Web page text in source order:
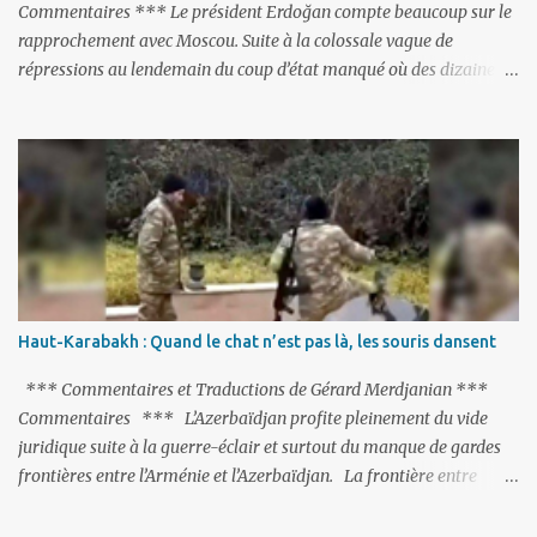
Commentaires *** Le président Erdoğan compte beaucoup sur le
rapprochement avec Moscou. Suite à la colossale vague de
répressions au lendemain du coup d’état manqué où des dizaines
fermés, ses relations avec les Occidentaux se sont notablement
refroidies ; Moscou s’était abstenu de critiquer Ankara sur cette
purge massive. Avec en perspective, une épée de Damoclès
suspendue au-dessus de la tête - la fin des négociations d’adhésion
à l’UE si la peine de mort est rétablie ; Et des menaces non voilées
envers les Etats-Unis : «Si Gülen n'est pas extradé, les États-Unis
sacrifieront les relations bilatérales à cause de ce terroriste» , a
prévenu le ministre turc de la Justice, Bekir Bozdag.
Haut-Karabakh : Quand le chat n’est pas là, les souris dansent
*** Commentaires et Traductions de Gérard Merdjanian ***
Commentaires *** L’Azerbaïdjan profite pleinement du vide
juridique suite à la guerre-éclair et surtout du manque de gardes
frontières entre l’Arménie et l’Azerbaïdjan. La frontière entre